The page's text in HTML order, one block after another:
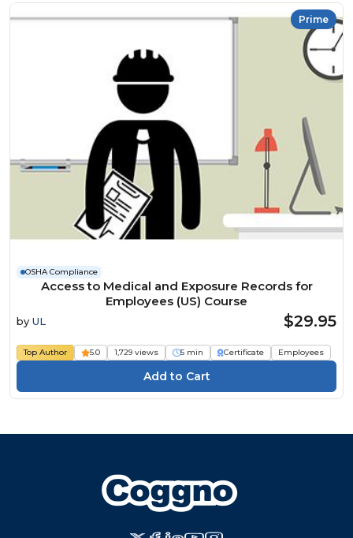
Prime
OSHA Compliance
Access to Medical and Exposure Records for
Employees (US) Course
by UL $29.95
Top Author 5.0 1,729 views 5 min Certificate Employees